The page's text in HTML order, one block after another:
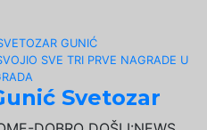
GUNIĆ
SVE TRI PRVE NAGRADE U
Svetozar